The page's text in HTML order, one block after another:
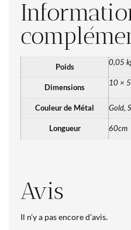
Poids
0,05
Dimensions
10 ×
Couleur de Métal Gold,
Longueur 60cm
Avis
Il n’y a pas encore d’avis.